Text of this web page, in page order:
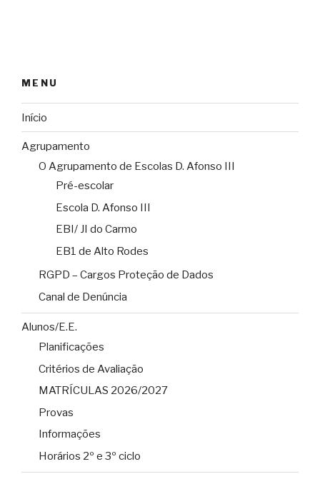
MENU
Início
Agrupamento
O Agrupamento de Escolas D. Afonso III
Pré-escolar
Escola D. Afonso III
EBI/ JI do Carmo
EB1 de Alto Rodes
RGPD – Cargos Proteção de Dados
Canal de Denúncia
Alunos/E.E.
Planificações
Critérios de Avaliação
MATRÍCULAS 2026/2027
Provas
Informações
Horários 2º e 3º ciclo